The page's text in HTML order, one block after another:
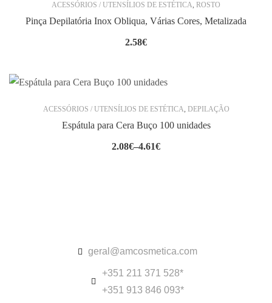
ACESSÓRIOS / UTENSÍLIOS DE ESTÉTICA, ROSTO
Pinça Depilatória Inox Obliqua, Várias Cores, Metalizada
2.58€
ACESSÓRIOS / UTENSÍLIOS DE ESTÉTICA, DEPILAÇÃO
Espátula para Cera Buço 100 unidades
2.08€–4.61€
geral@amcosmetica.com
+351 211 371 528*
+351 913 846 093*